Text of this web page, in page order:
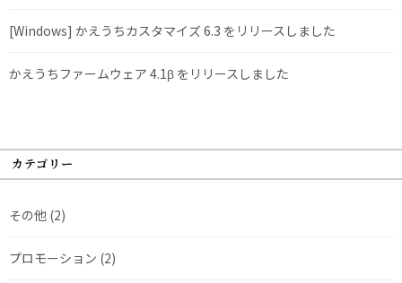
[Windows] かえうちカスタマイズ 6.3 をリリースしました
かえうちファームウェア 4.1β をリリースしました
カテゴリー
その他 (2)
プロモーション (2)